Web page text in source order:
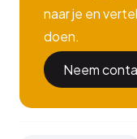
naar je en
doen.
Neem